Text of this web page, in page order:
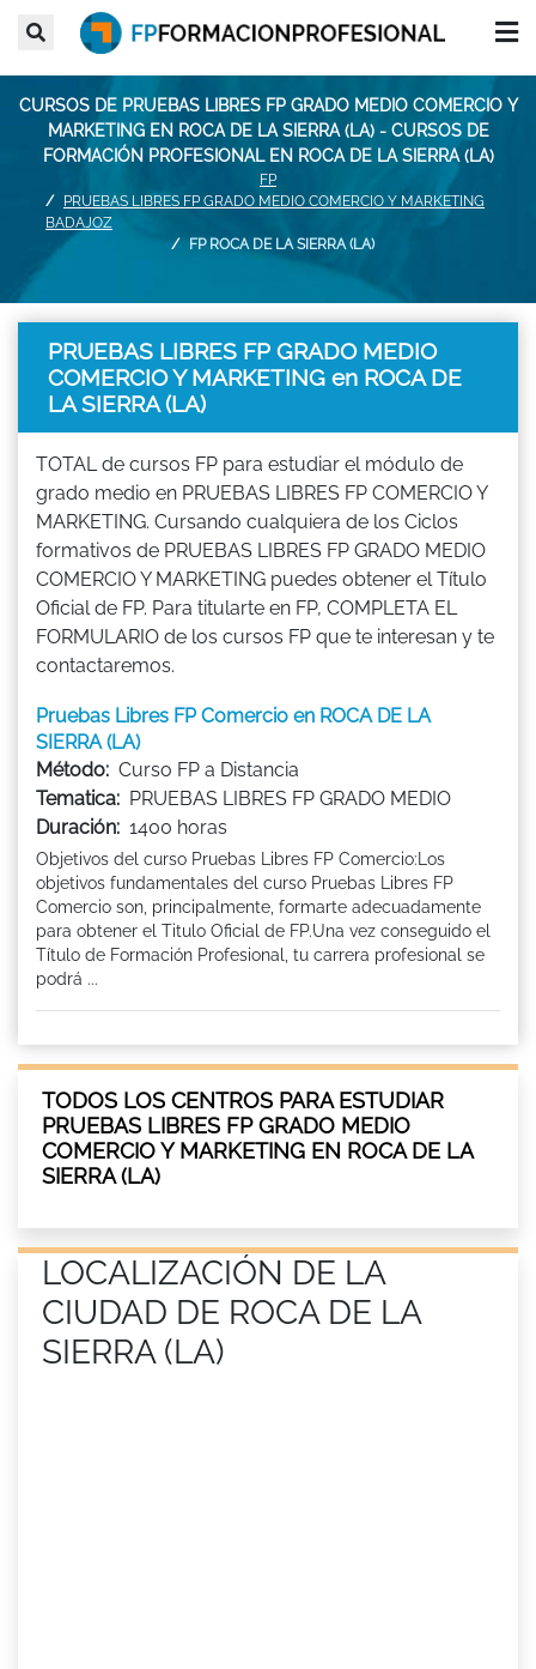
CURSOS DE PRUEBAS LIBRES FP GRADO MEDIO COMERCIO Y
MARKETING EN ROCA DE LA SIERRA (LA) - CURSOS DE
FORMACIÓN PROFESIONAL EN ROCA DE LA SIERRA (LA)
FP
PRUEBAS LIBRES FP GRADO MEDIO COMERCIO Y MARKETING
BADAJOZ
FP ROCA DE LA SIERRA (LA)
PRUEBAS LIBRES FP GRADO MEDIO
COMERCIO Y MARKETING en ROCA DE
LA SIERRA (LA)
TOTAL de cursos FP para estudiar el módulo de
grado medio en PRUEBAS LIBRES FP COMERCIO Y
MARKETING. Cursando cualquiera de los Ciclos
formativos de PRUEBAS LIBRES FP GRADO MEDIO
COMERCIO Y MARKETING puedes obtener el Título
Oficial de FP. Para titularte en FP, COMPLETA EL
FORMULARIO de los cursos FP que te interesan y te
contactaremos.
Pruebas Libres FP Comercio en ROCA DE LA
SIERRA (LA)
Método: Curso FP a Distancia
Tematica: PRUEBAS LIBRES FP GRADO MEDIO
Duración: 1400 horas
Objetivos del curso Pruebas Libres FP Comercio:Los
objetivos fundamentales del curso Pruebas Libres FP
Comercio son, principalmente, formarte adecuadamente
para obtener el Titulo Oficial de FP.Una vez conseguido el
Título de Formación Profesional, tu carrera profesional se
podrá ...
TODOS LOS CENTROS PARA ESTUDIAR
PRUEBAS LIBRES FP GRADO MEDIO
COMERCIO Y MARKETING EN ROCA DE LA
SIERRA (LA)
LOCALIZACIÓN DE LA
CIUDAD DE ROCA DE LA
SIERRA (LA)